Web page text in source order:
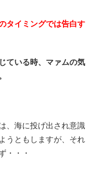
タイミングでは告白す
ている時、マァムの気
、海に投げ出され意識
うともしますが、それ
・・・